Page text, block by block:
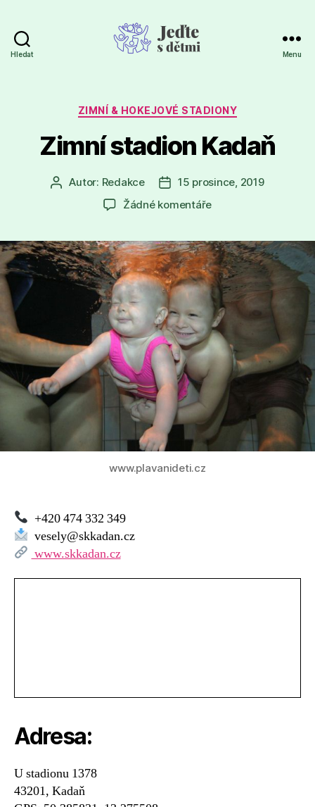
Hledat Menu
Rubriky
ZIMNÍ & HOKEJOVÉ STADIONY
Zimní stadion Kadaň
Autor
příspěvku
Autor: Redakce
Datum
příspěvku
15 prosince, 2019
Žádné komentářeu
názvem
Zimní
stadion
Kadaň
www.plavanideti.cz
+420 474 332 349
vesely@skkadan.cz
www.skkadan.cz
Adresa:
U stadionu 1378
43201, Kadaň